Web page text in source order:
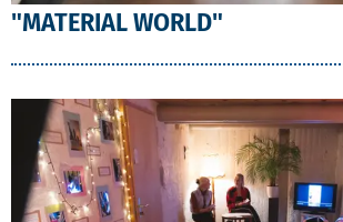
"MATERIAL WORLD"